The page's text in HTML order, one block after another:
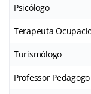
Psicólogo
Terapeuta
Turismólogo
Professor Pedagogo